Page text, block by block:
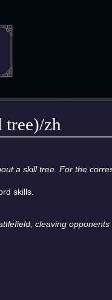
tree)/zh
a skill tree. For the
skills.
cleaving opponents